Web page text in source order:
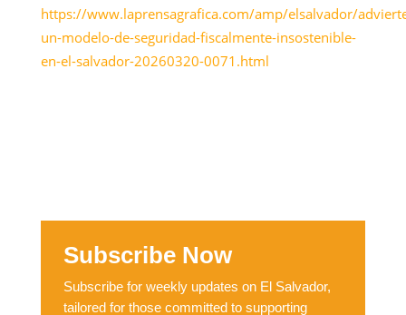
https://www.laprensagrafica.com/amp/elsalvador/
un-modelo-de-seguridad-fiscalmente-insostenible-
en-el-salvador-20260320-0071.html
Subscribe Now
Subscribe for weekly updates on El Salvador,
tailored for those committed to supporting